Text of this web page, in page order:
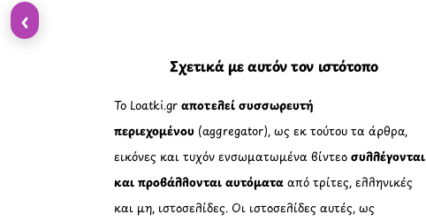
Σχετικά με αυτόν τον ιστότοπο
Το Loatki.grαποτελεί συσσωρευτή
περιεχομένου (aggregator), ως εκ τούτου τα άρθρα,
εικόνες και τυχόν ενσωματωμένα βίντεοσυλλέγονται
και προβάλλονται αυτόματααπό τρίτες, ελληνικές
και μη, ιστοσελίδες. Οι ιστοσελίδες αυτές, ως
‹